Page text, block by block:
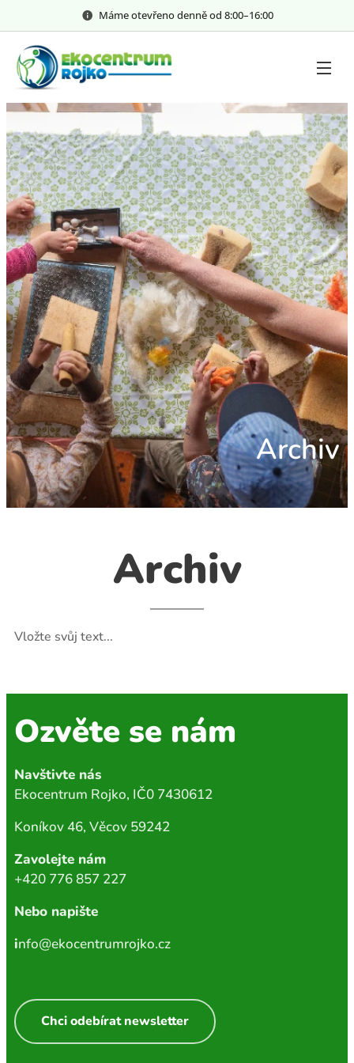
Máme otevřeno denně od 8:00–⁠⁠⁠⁠⁠16:00
Archiv
Archiv
Vložte svůj text...
Ozvěte se nám
Navštivte nás
Ekocentrum Rojko, IČ0 7430612
Koníkov 46, Věcov 59242
Zavolejte nám
+420 776 857 227
Nebo napište
info@ekocentrumrojko.cz
Chci odebírat newsletter